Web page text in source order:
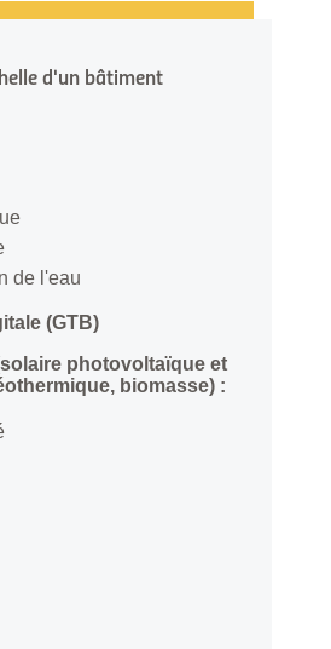
d'un bâtiment
de l'eau
(GTB)
photovoltaïque et
biomasse) :